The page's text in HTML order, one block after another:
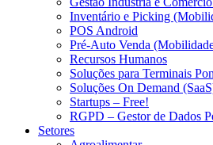
Inventário e Picking
POS Android
Pré-Auto Venda
Recursos Humanos
Soluções para Terminais
Soluções On Demand
Startups – Free!
RGPD – Gestor de Dados
Setores